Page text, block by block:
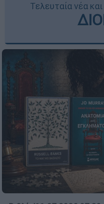
Τελευταία νέα